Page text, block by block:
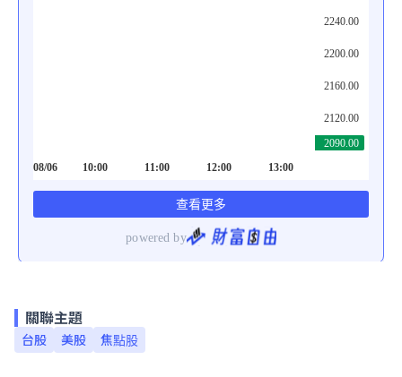
關聯主題
台股 美股 焦點股